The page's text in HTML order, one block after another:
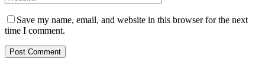
Save my name, email, and website in this browser for the next
time I comment.